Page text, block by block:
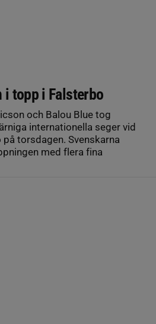
i topp i Falsterbo
och Balou Blue tog
internationella seger vid
torsdagen. Svenskarna
med flera fina